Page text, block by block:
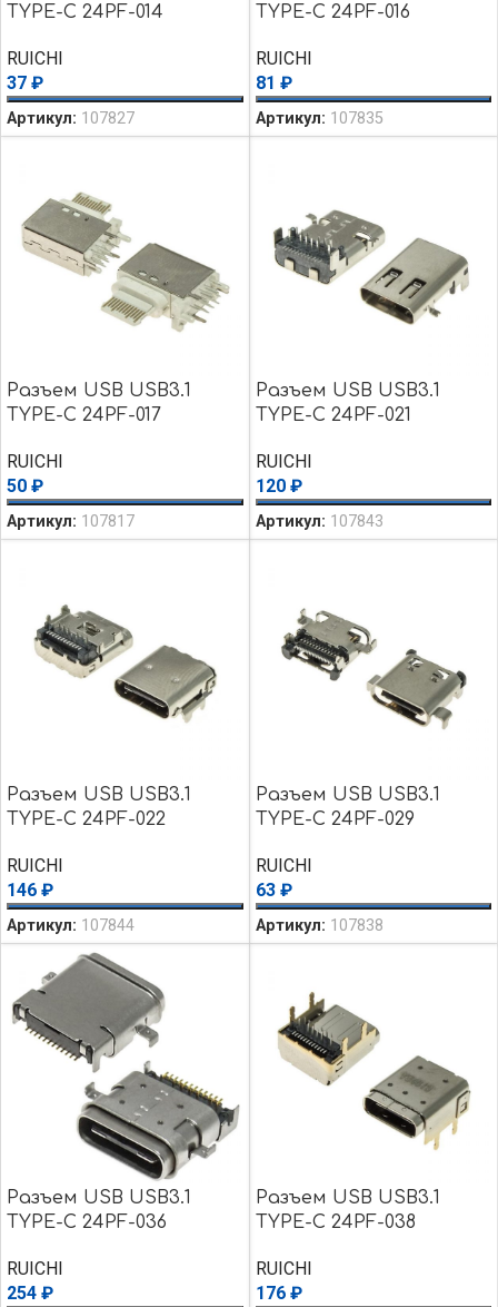
TYPE-C 24PF-014
RUICHI
37 ₽
Артикул: 107827
TYPE-C 24PF-016
RUICHI
81 ₽
Артикул: 107835
Разъем USB USB3.1
TYPE-C 24PF-017
RUICHI
50 ₽
Артикул: 107817
Разъем USB USB3.1
TYPE-C 24PF-021
RUICHI
120 ₽
Артикул: 107843
Разъем USB USB3.1
TYPE-C 24PF-022
RUICHI
146 ₽
Артикул: 107844
Разъем USB USB3.1
TYPE-C 24PF-029
RUICHI
63 ₽
Артикул: 107838
Разъем USB USB3.1
TYPE-C 24PF-036
RUICHI
254 ₽
Разъем USB USB3.1
TYPE-C 24PF-038
RUICHI
176 ₽